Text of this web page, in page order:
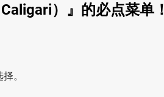
）』的必点菜单！
。